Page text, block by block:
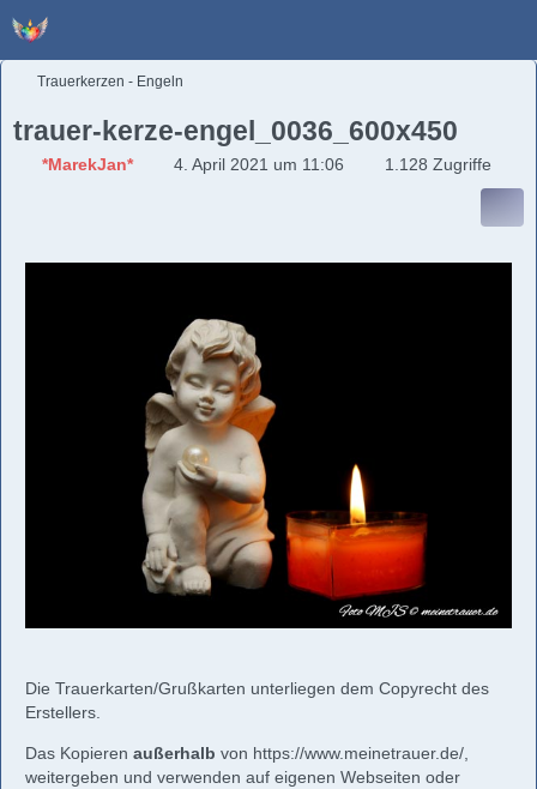
Trauerkerzen - Engeln
trauer-kerze-engel_0036_600x450
*MarekJan* 4. April 2021 um 11:06 1.128 Zugriffe
Die Trauerkarten/Grußkarten unterliegen dem Copyrecht des
Erstellers.
Das Kopieren außerhalb von https://www.meinetrauer.de/
weitergeben und verwenden auf eigenen Webseiten oder